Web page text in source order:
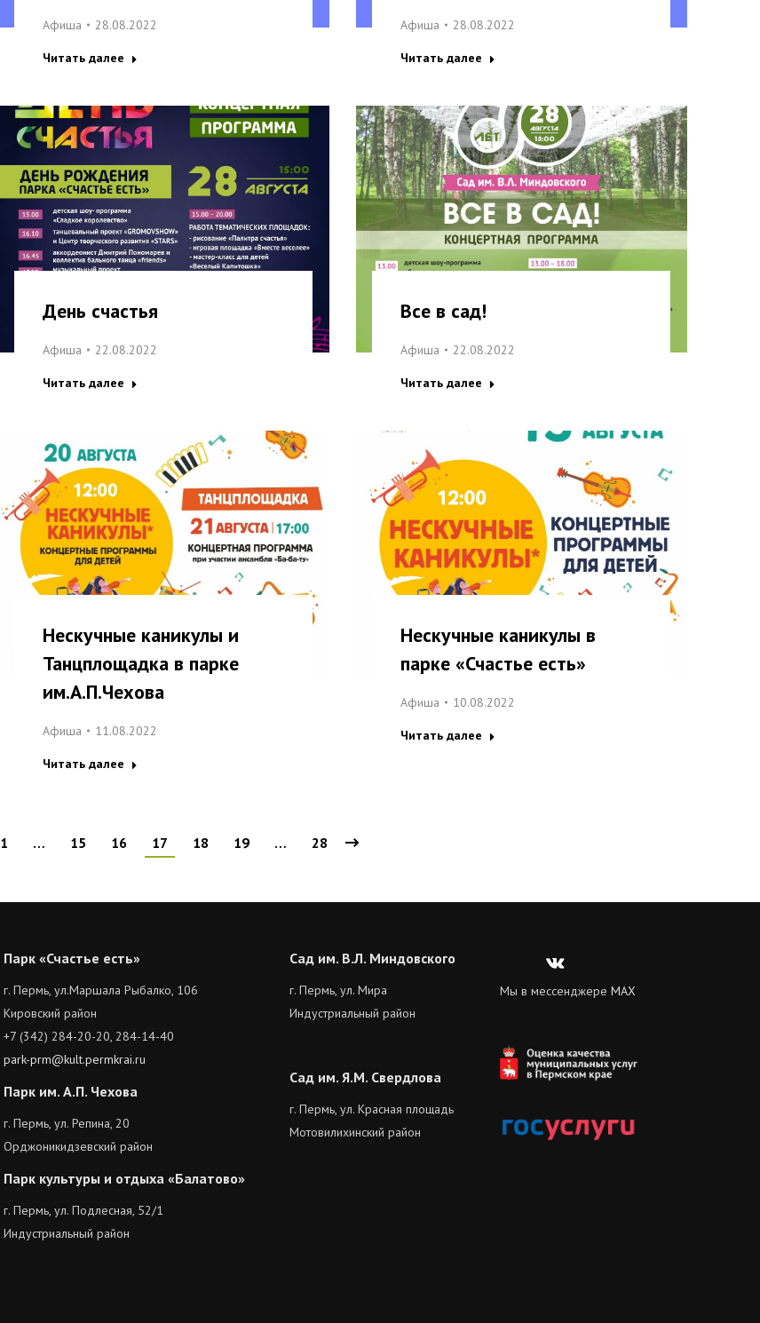
Афиша 28.08.2022
Читать далее
Афиша 28.08.2022
Читать далее
День счастья
Афиша 22.08.2022
Читать далее
Все в сад!
Афиша 22.08.2022
Читать далее
Нескучные каникулы и
Танцплощадка в парке
им.А.П.Чехова
Афиша 11.08.2022
Читать далее
Нескучные каникулы в
парке «Счастье есть»
Афиша 10.08.2022
Читать далее
1 … 15 16 17 18 19 … 28
Парк «Счастье есть»
г. Пермь, ул.Маршала Рыбалко, 106
Кировский район
+7 (342) 284-20-20, 284-14-40
park-prm@kult.permkrai.ru
Парк им. А.П. Чехова
г. Пермь, ул. Репина, 20
Орджоникидзевский район
Парк культуры и отдыха «Балатово»
г. Пермь, ул. Подлесная, 52/1
Индустриальный район
Сад им. В.Л. Миндовского
г. Пермь, ул. Мира
Индустриальный район
Сад им. Я.М. Свердлова
г. Пермь, ул. Красная площадь
Мотовилихинский район
Вконтакте
Мы в мессенджере MAX